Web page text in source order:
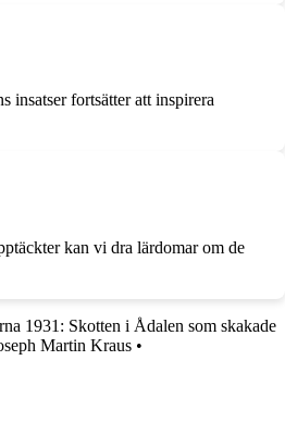
insatser fortsätter att inspirera
kan vi dra lärdomar om de
1931: Skotten i Ådalen som skakade
Martin Kraus •